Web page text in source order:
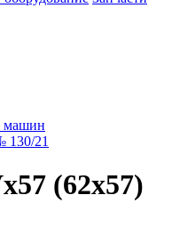
машин
130/21
(62x57)